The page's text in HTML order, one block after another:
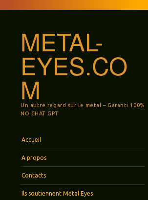
METAL-
EYES.CO
M
Un autre regard sur le metal – Garanti 100%
NO CHAT GPT
Aller au contenu principal
Accueil
A propos
Contacts
Ils soutiennent Metal Eyes